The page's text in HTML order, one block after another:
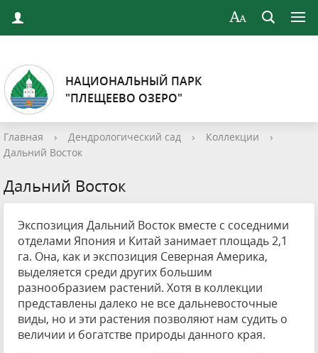
НАЦИОНАЛЬНЫЙ ПАРК
"ПЛЕЩЕЕВО ОЗЕРО"
Главная › Дендрологический сад › Коллекции
›
Дальний Восток
Дальний Восток
Экспозиция Дальний Восток вместе с соседними
отделами Япония и Китай занимает площадь 2,1
га. Она, как и экспозиция Северная Америка,
выделяется среди других большим
разнообразием растений. Хотя в коллекции
представлены далеко не все дальневосточные
виды, но и эти растения позволяют нам судить о
величии и богатстве природы данного края.